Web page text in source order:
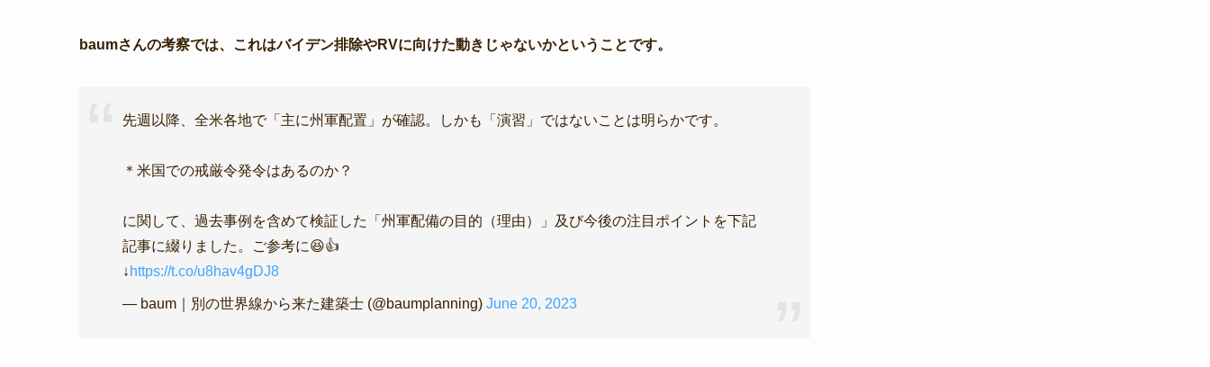
baumさんの考察では、これはバイデン排除やRVに向けた動きじゃないかということです。
先週以降、全米各地で「主に州軍配置」が確認。しかも「演習」ではないことは明らかです。
＊米国での戒厳令発令はあるのか？
に関して、過去事例を含めて検証した「州軍配備の目的（理由）」及び今後の注目ポイントを下記
記事に綴りました。ご参考に😆👍
↓ https://t.co/u8hav4gDJ8
— baum｜別の世界線から来た建築士 (@baumplanning) June 20, 2023